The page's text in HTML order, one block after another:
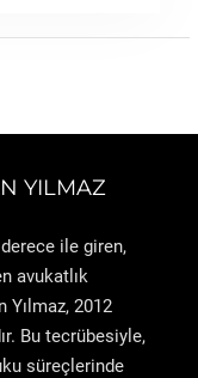
YILMAZ
ile giren,
avukatlık
Yılmaz, 2012
Bu tecrübesiyle,
süreçlerinde